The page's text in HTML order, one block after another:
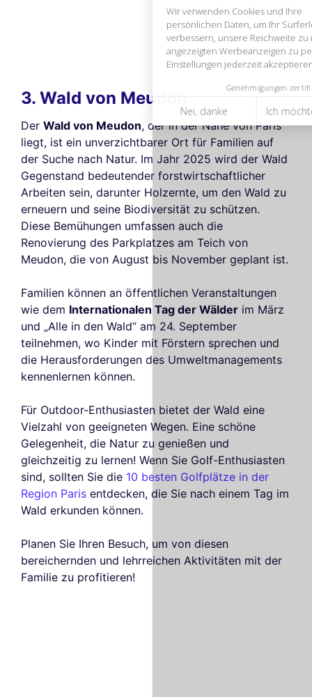
Ich möchte wählen Ich stimme zu
3. Wald von Meudon
Der Wald von Meudon, der in der Nähe von Paris
liegt, ist ein unverzichtbarer Ort für Familien auf
der Suche nach Natur. Im Jahr 2025 wird der Wald
Gegenstand bedeutender forstwirtschaftlicher
Arbeiten sein, darunter Holzernte, um den Wald zu
erneuern und seine Biodiversität zu schützen.
Diese Bemühungen umfassen auch die
Renovierung des Parkplatzes am Teich von
Meudon, die von August bis November geplant ist.
Familien können an öffentlichen Veranstaltungen
wie dem Internationalen Tag der Wälder im März
und „Alle in den Wald“ am 24. September
teilnehmen, wo Kinder mit Förstern sprechen und
die Herausforderungen des Umweltmanagements
kennenlernen können.
Für Outdoor-Enthusiasten bietet der Wald eine
Vielzahl von geeigneten Wegen. Eine schöne
Gelegenheit, die Natur zu genießen und
gleichzeitig zu lernen! Wenn Sie Golf-Enthusiasten
sind, sollten Sie die 10 besten Golfplätze in der
Region Paris entdecken, die Sie nach einem Tag im
Wald erkunden können.
Planen Sie Ihren Besuch, um von diesen
bereichernden und lehrreichen Aktivitäten mit der
Familie zu profitieren!